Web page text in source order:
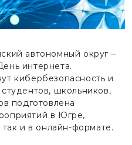
автономный округ –
интернета.
кибербезопасность и
школьников,
подготовлена
в Югре,
и в онлайн-формате.